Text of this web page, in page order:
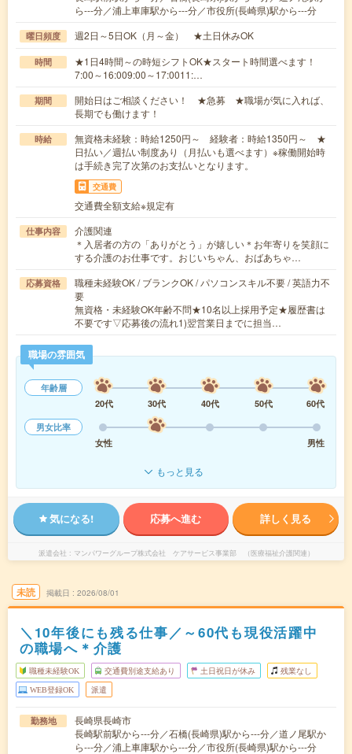
ら---分／浦上車庫駅から---分／市役所(長崎県)駅から---分
曜日頻度 週2日～5日OK（月～金） ★土日休みOK
時間
★1日4時間～の時短シフトOK★スタート時間選べます！
7:00～16:009:00～17:0011:…
期間
開始日はご相談ください！ ★急募 ★職場が気に入れば、
長期でも働けます！
時給
無資格未経験：時給1250円～ 経験者：時給1350円～ ★
日払い／週払い制度あり（月払いも選べます）※稼働開始時
は手続き完了次第のお支払いとなります。
交通費
交通費全額支給※規定有
仕事内容
介護関連
＊入居者の方の「ありがとう」が嬉しい＊お年寄りを笑顔に
する介護のお仕事です。おじいちゃん、おばあちゃ…
応募資格
職種未経験OK / ブランクOK / パソコンスキル不要 / 英語力不
要
無資格・未経験OK年齢不問★10名以上採用予定★履歴書は
不要です▽応募後の流れ1)翌営業日までに担当…
職場の雰囲気
年齢層
20代
30代 40代 50代
60代
男女比率
女性
男性
もっと見る
気になる! 応募へ進む 詳しく見る
派遣会社 マンパワーグループ株式会社 ケアサービス事業部 （医療福祉介護関連）
未読 掲載日 2026/08/01
＼10年後にも残る仕事／～60代も現役活躍中
の職場へ＊介護
職種未経験OK 交通費別途支給あり 土日祝日が休み 残業なし
WEB登録OK 派遣
勤務地
長崎県長崎市
長崎駅前駅から---分／石橋(長崎県)駅から---分／道ノ尾駅か
ら---分／浦上車庫駅から---分／市役所(長崎県)駅から---分